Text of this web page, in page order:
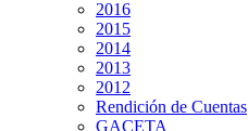
2016
2015
2014
2013
2012
Rendición de Cuentas
GACETA